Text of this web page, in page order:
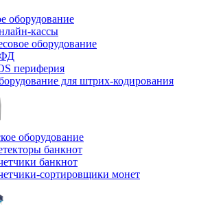
оборудование
кассы
оборудование
периферия
для штрих-кодирования
оборудование
банкнот
банкнот
сортировщики монет